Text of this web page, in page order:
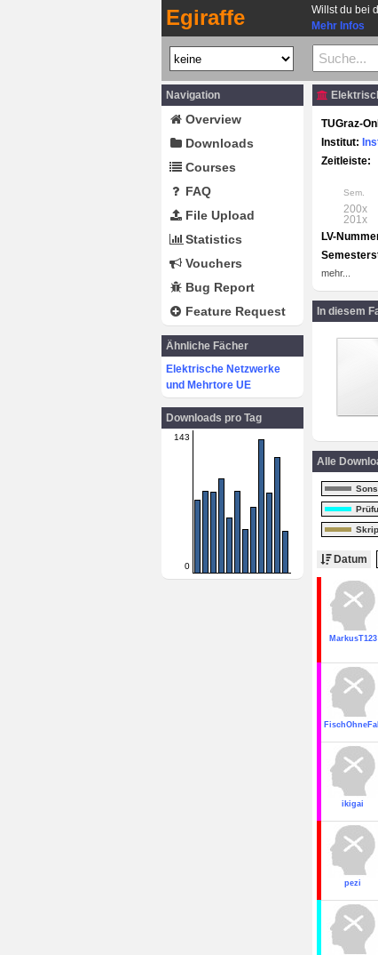
Egiraffe
Willst du bei
Mehr Infos
Navigation
Overview
Downloads
Courses
FAQ
File Upload
Statistics
Vouchers
Bug Report
Feature Request
Ähnliche Fächer
Elektrische Netzwerke
und Mehrtore UE
Downloads pro Tag
143
0
TUGraz-
Institut:
Zeitleiste:
Sem.
200x
201x
LV-
mehr...
In diesem
Alle
Datum
MarkusT123
ikigai
pezi